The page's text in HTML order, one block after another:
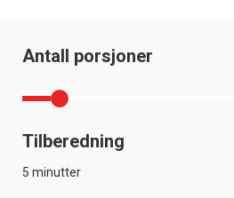
Antall porsjoner
Tilberedning
5 minutter